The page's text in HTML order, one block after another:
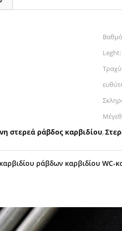
Leght:
στερεά ράβδος καρβιδίου,
ράβδων καρβιδίου